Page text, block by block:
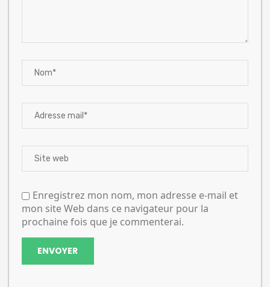
Enregistrez mon nom, mon adresse e-mail et
mon site Web dans ce navigateur pour la
prochaine fois que je commenterai.